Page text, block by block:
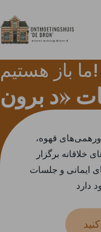
ما باز هستیم!
قهوه،
برگزار
ایمانی و جلسات